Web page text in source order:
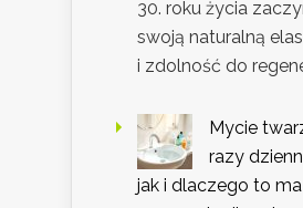
30. roku życia
swoją naturalną
i zdolność do
Mycie
razy
jak i dlaczego to ma